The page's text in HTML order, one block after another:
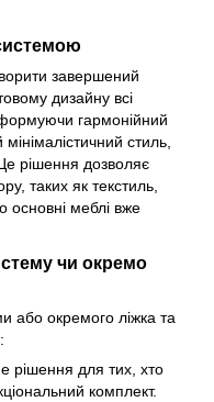
завершений
дизайну всі
гармонійний
стиль,
рішення дозволяє
таких як текстиль,
основні меблі вже
чи окремо
або окремого ліжка та
рішення для тих, хто
комплект.